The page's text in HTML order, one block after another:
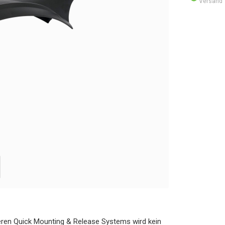
Quick Mounting & Release Systems wird kein